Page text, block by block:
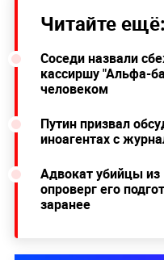
Читайте ещё:
Соседи назвали
кассиршу "Альфа-
человеком
Путин призвал
иноагентах с
Адвокат убийцы
опроверг его
заранее